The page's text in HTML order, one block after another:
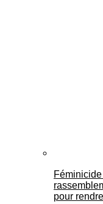
Féminicide
pour